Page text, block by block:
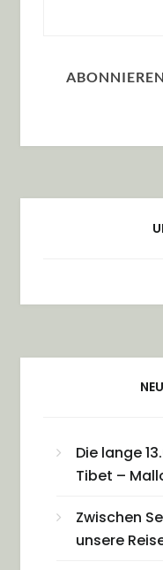
Die lange
Tibet –
Zwischen
unsere